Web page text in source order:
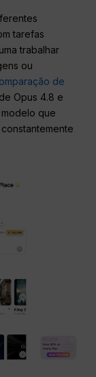
tarefas
trabalhar
ou
de
Opus 4.8 e
modelo que